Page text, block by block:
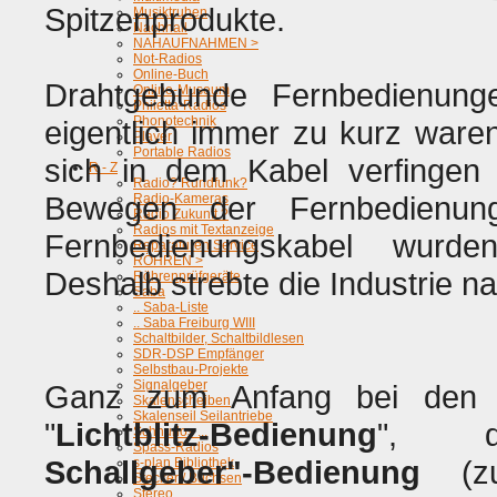
Musiktruhen
Nachhall
NAHAUFNAHMEN >
Not-Radios
Online-Buch
Online-Museum
Philetta-Radios
Phonotechnik
Player
Portable Radios
R - Z
Radio? Rundfunk?
Radio-Kameras
Radio Zukunft ?
Radios mit Textanzeige
Reparaturen Service
RÖHREN >
Röhrenprüfgeräte
Saba
.. Saba-Liste
.. Saba Freiburg WIII
Schaltbilder, Schaltbildlesen
SDR-DSP Empfänger
Selbstbau-Projekte
Signalgeber
Skalenscheiben
Skalenseil Seilantriebe
Schnurlos ...
Spass-Radios
s-plan Bibliothek
Stecker / Buchsen
Stereo
Spitzenprodukte.
Drahtgebunde
eigentlich immer zu kurz
sich in dem Kabel
Bewegen der
Fernbedienungskabel
Deshalb strebte die Industrie
Ganz zum Anfang bei den
"Lichtblitz-Bedienung",
Schallgeber"-Bedienung